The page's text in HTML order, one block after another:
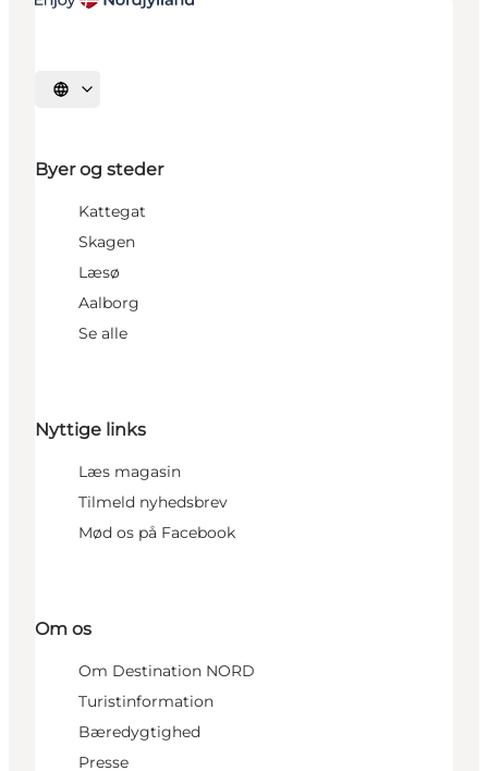
Vælg sprog
Byer og steder
Kattegat
Skagen
Læsø
Aalborg
Se alle
Nyttige links
Læs magasin
Tilmeld nyhedsbrev
Mød os på Facebook
Om os
Om Destination NORD
Turistinformation
Bæredygtighed
Presse